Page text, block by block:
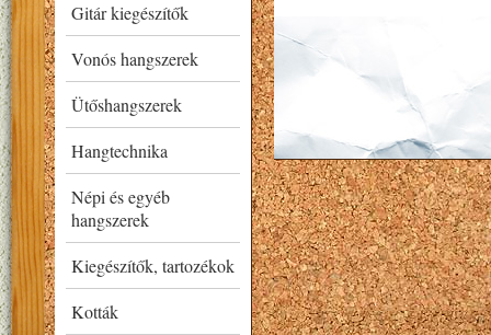
Gitár kiegészítők
Vonós hangszerek
Ütőshangszerek
Hangtechnika
Népi és egyéb
hangszerek
Kiegészítők, tartozékok
Kották